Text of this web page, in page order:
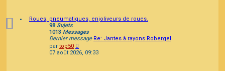
Roues, pneumatiques, enjoliveurs de roues.
98 Sujets
1013 Messages
Dernier message Re: Jantes à rayons Robergel
par top50
le
dernier
07 août 2026, 09:33